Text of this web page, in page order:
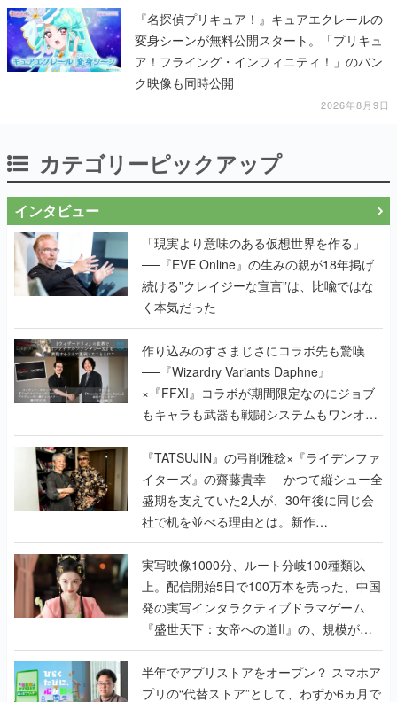
『名探偵プリキュア！』キュアエクレールの
変身シーンが無料公開スタート。「プリキュ
ア！フライング・インフィニティ！」のバン
ク映像も同時公開
2026年8月9日
カテゴリーピックアップ
インタビュー
「現実より意味のある仮想世界を作る」
──『EVE Online』の生みの親が18年掲げ
続ける”クレイジーな宣言”は、比喩ではな
く本気だった
作り込みのすさまじさにコラボ先も驚嘆
──『Wizardry Variants Daphne』
×『FFXI』コラボが期間限定なのにジョブ
もキャラも武器も戦闘システムもワンオフ
で作り込まれた理由を両ディレクターに聞
く
『TATSUJIN』の弓削雅稔×『ライデンファ
イターズ』の齋藤貴幸──かつて縦シュー全
盛期を支えていた2人が、30年後に同じ会
社で机を並べる理由とは。新作
『TATSUJIN EXTREME』で初タッグを組
んだレジェンド2人に訊く開発秘話
実写映像1000分、ルート分岐100種類以
上。配信開始5日で100万本を売った、中国
発の実写インタラクティブドラマゲーム
『盛世天下：女帝への道II』の、規模が違
うこだわりをプロデューサーに聞いた
半年でアプリストアをオープン？ スマホア
プリの“代替ストア”として、わずか6ヵ月で